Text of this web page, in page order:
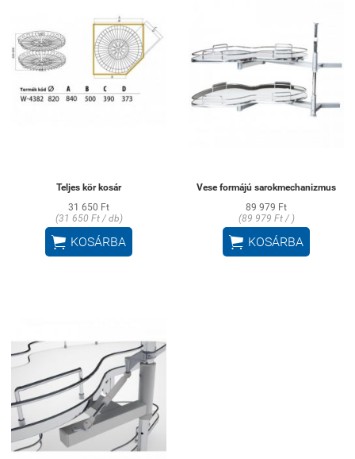
Teljes kör kosár
31 650 Ft
(31 650 Ft / db)
 KOSÁRBA
Vese formájú sarokmechanizmus
89 979 Ft
(89 979 Ft / )
 KOSÁRBA